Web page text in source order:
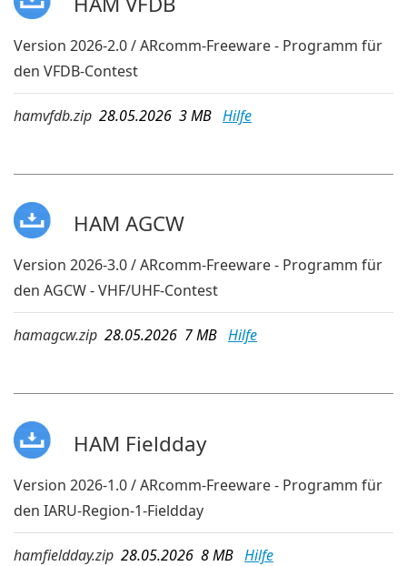
Version 2026-2.0 / ARcomm-Freeware - Programm für
den VFDB-Contest
hamvfdb.zip 28.05.2026 3 MB Hilfe
HAM AGCW
Version 2026-3.0 / ARcomm-Freeware - Programm für
den AGCW - VHF/UHF-Contest
hamagcw.zip 28.05.2026 7 MB Hilfe
HAM Fieldday
Version 2026-1.0 / ARcomm-Freeware - Programm für
den IARU-Region-1-Fieldday
hamfieldday.zip 28.05.2026 8 MB Hilfe